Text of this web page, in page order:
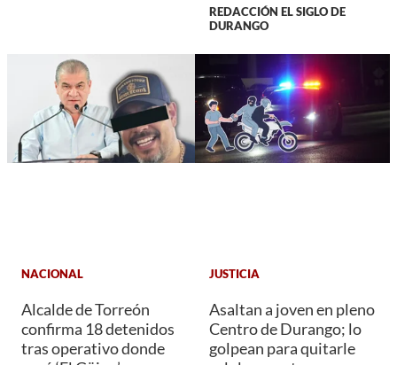
REDACCIÓN EL SIGLO DE
DURANGO
NACIONAL
Alcalde de Torreón
confirma 18 detenidos
tras operativo donde
JUSTICIA
Asaltan a joven en pleno
Centro de Durango; lo
golpean para quitarle